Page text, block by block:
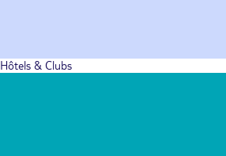
Hôtels & Clubs